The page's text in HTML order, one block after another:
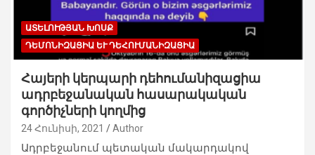
ԱՏԵԼՈՒԹՅԱՆ ԽՈՍՔ
ԴԵՄՈՆԻԶԱՑԻԱ ԵՒ ԴԵՀՈՒՄԱՆԻԶԱՑԻԱ
Հայերի կերպարի դեհումանիզացիա
ադրբեջանական հասարակական
գործիչների կողմից
24 Հունիսի, 2021 Author
Ադրբեջանում պետական մակարդակով